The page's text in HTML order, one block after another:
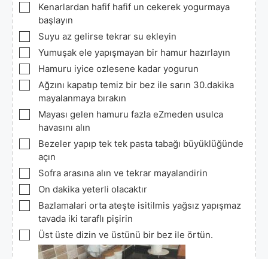
▢
Kenarlardan hafif hafif un cekerek yogurmaya
başlayın
▢
Suyu az gelirse tekrar su ekleyin
▢
Yumuşak ele yapışmayan bir hamur hazırlayın
▢
Hamuru iyice ozlesene kadar yogurun
▢
Ağzını kapatıp temiz bir bez ile sarın 30.dakika
mayalanmaya bırakın
▢
Mayası gelen hamuru fazla eZmeden usulca
havasını alın
▢
Bezeler yapıp tek tek pasta tabağı büyüklüğünde
açın
▢
Sofra arasına alın ve tekrar mayalandirin
▢
On dakika yeterli olacaktır
▢
Bazlamalari orta ateşte isitilmis yağsız yapışmaz
tavada iki taraflı pişirin
▢
Üst üste dizin ve üstünü bir bez ile örtün.